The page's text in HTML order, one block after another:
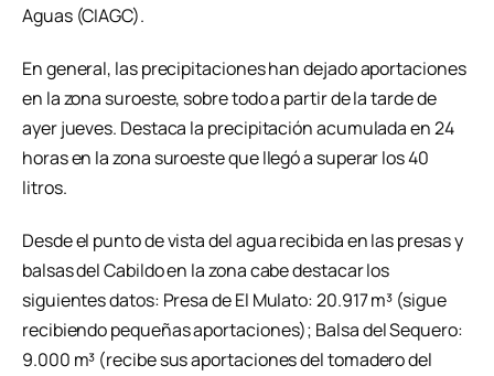
Aguas (CIAGC).
En general, las precipitaciones han dejado aportaciones
en la zona suroeste, sobre todo a partir de la tarde de
ayer jueves. Destaca la precipitación acumulada en 24
horas en la zona suroeste que llegó a superar los 40
litros.
Desde el punto de vista del agua recibida en las presas y
balsas del Cabildo en la zona cabe destacar los
siguientes datos: Presa de El Mulato: 20.917 m³ (sigue
recibiendo pequeñas aportaciones); Balsa del Sequero:
9.000 m³ (recibe sus aportaciones del tomadero del